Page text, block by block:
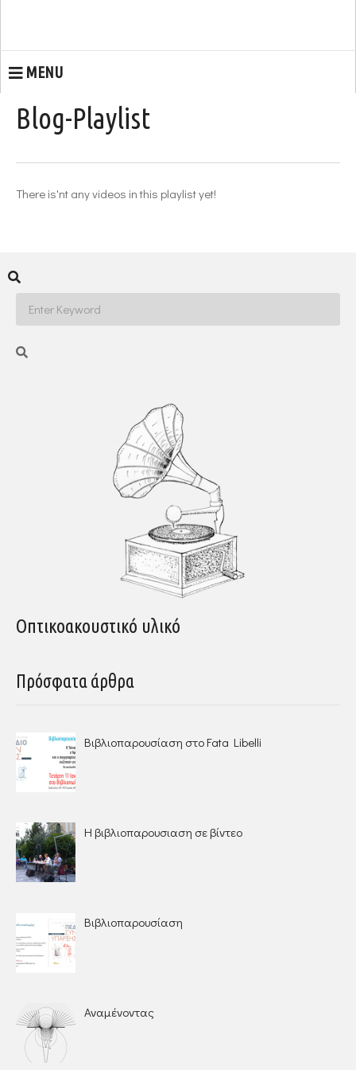
MENU
Blog-Playlist
There is'nt any videos in this playlist yet!
Οπτικοακουστικό υλικό
Πρόσφατα άρθρα
Βιβλιοπαρουσίαση στο Fata Libelli
Η βιβλιοπαρουσιαση σε βίντεο
Βιβλιοπαρουσίαση
Αναμένοντας